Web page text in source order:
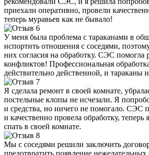
приехали оперативно, провели
теперь муравьев как не бывало!
У меня была проблема с тараканами в
испортить отношения с соседями,
них согласия на обработку. СЭС помогла
конфликтов! Профессиональная
действительно действенной, и тараканы
Я сделала ремонт в своей комнате,
постельные клопы не исчезали. Я
и средства, но ничего не помогало. СЭС
и качественно провела обработку, теперь
спать в своей комнате.
Мы с соседями решили заключить
предотвратить появление